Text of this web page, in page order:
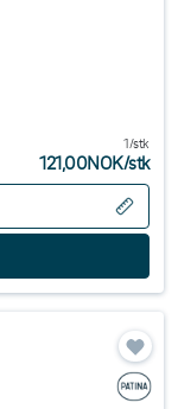
1/stk
121,00NOK/stk